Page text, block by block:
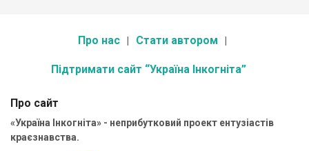
Про нас Стати автором
Підтримати сайт “Україна Інкогніта”
Про сайт
«Україна Інкогніта» - неприбутковий проект ентузіастів
краєзнавства.